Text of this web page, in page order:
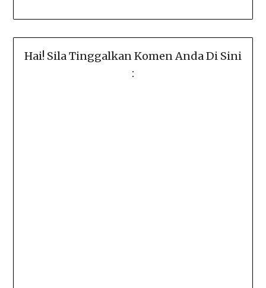
Hai! Sila Tinggalkan Komen Anda Di Sini
: